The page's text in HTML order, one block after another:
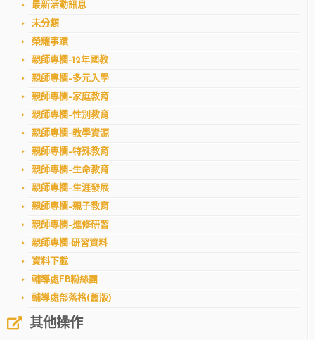
最新活動訊息
未分類
榮耀事蹟
親師專欄–12年國教
親師專欄–多元入學
親師專欄–家庭教育
親師專欄–性別教育
親師專欄–教學資源
親師專欄–特殊教育
親師專欄–生命教育
親師專欄–生涯發展
親師專欄–親子教育
親師專欄–進修研習
親師專欄-研習資料
資料下載
輔導處FB粉絲團
輔導處部落格(舊版)
其他操作